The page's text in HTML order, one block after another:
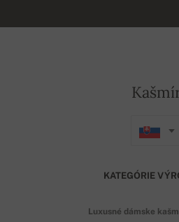
KATEGÓRIE
Luxusné dámske